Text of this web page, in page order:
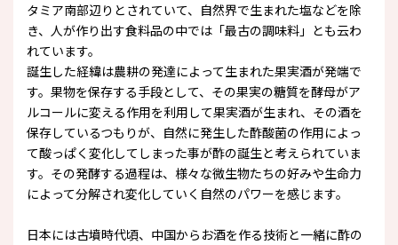
タミア南部辺りとされていて、自然界で生まれた塩などを除
き、人が作り出す食料品の中では「最古の調味料」とも云わ
れています。
誕生した経緯は農耕の発達によって生まれた果実酒が発端で
す。果物を保存する手段として、その果実の糖質を酵母がア
ルコールに変える作用を利用して果実酒が生まれ、その酒を
保存しているつもりが、自然に発生した酢酸菌の作用によっ
て酸っぱく変化してしまった事が酢の誕生と考えられていま
す。その発酵する過程は、様々な微生物たちの好みや生命力
によって分解され変化していく自然のパワーを感じます。
日本には古墳時代頃、中国からお酒を作る技術と一緒に酢の